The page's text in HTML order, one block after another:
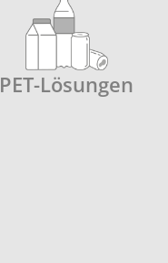
PET-Lösungen